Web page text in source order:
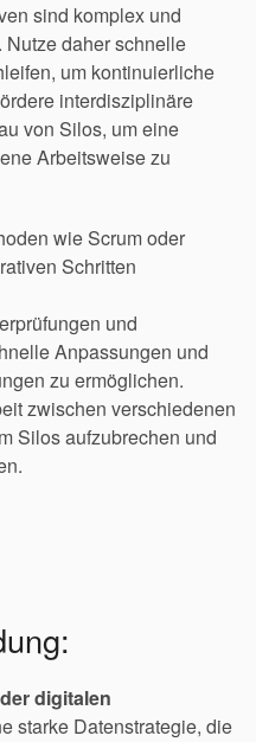
sind komplex und
. Nutze daher schnelle
um kontinuierliche
interdisziplinäre
von Silos, um eine
Arbeitsweise zu
wie Scrum oder
Schritten
und
Anpassungen und
zu ermöglichen.
zwischen verschiedenen
Silos aufzubrechen und
digitalen
starke Datenstrategie, die